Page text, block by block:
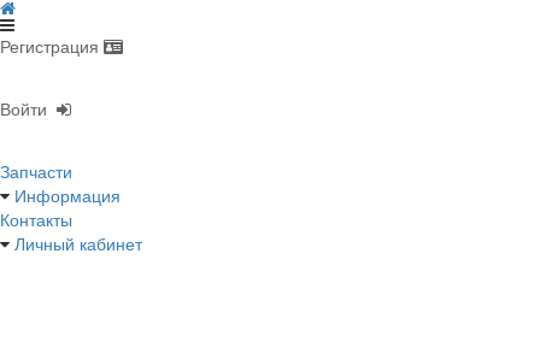
Регистрация
Войти
Запчасти
Информация
Контакты
Личный кабинет